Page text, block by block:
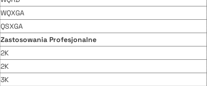
WQXGA
QSXGA
Zastosowania Profesjonalne
2K
2K
3K